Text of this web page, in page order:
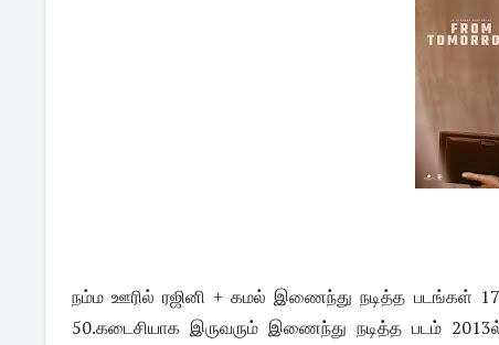
நம்ம ஊரில் ரஜினி + கமல் இணைந்து நடித்த படங்கள்
50.கடைசியாக இருவரும் இணைந்து நடித்த படம்